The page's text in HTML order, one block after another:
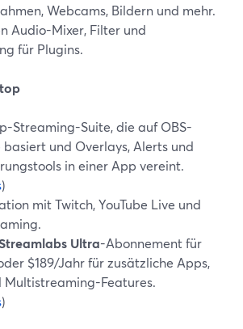
Webcams, Bildern und mehr.
Audio-Mixer, Filter und
für Plugins.
Streaming-Suite, die auf OBS-
basiert und Overlays, Alerts und
in einer App vereint.
)
mit Twitch, YouTube Live und
Ultra-Abonnement für
$189/Jahr für zusätzliche Apps,
Multistreaming-Features.
)